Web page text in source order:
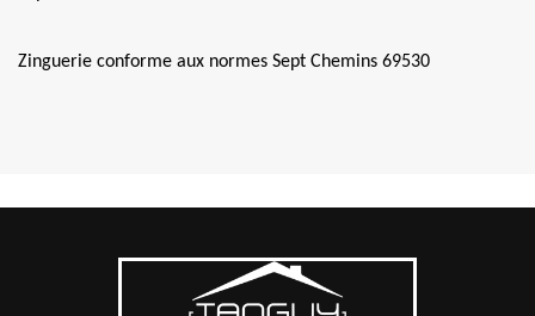
Zinguerie conforme aux normes Sept Chemins 69530